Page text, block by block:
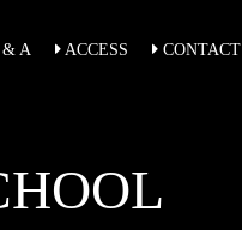
& A ACCESS CONTACT